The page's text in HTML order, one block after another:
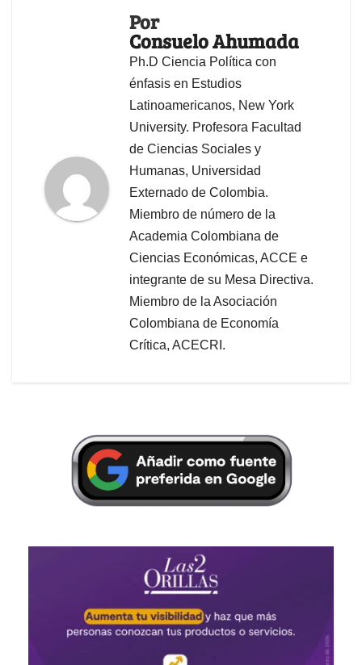
Por
Consuelo Ahumada
Ph.D Ciencia Política con
énfasis en Estudios
Latinoamericanos, New York
University. Profesora Facultad
de Ciencias Sociales y
Humanas, Universidad
Externado de Colombia.
Miembro de número de la
Academia Colombiana de
Ciencias Económicas, ACCE e
integrante de su Mesa Directiva.
Miembro de la Asociación
Colombiana de Economía
Crítica, ACECRI.